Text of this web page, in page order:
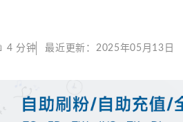
4 分钟 最近更新： 2025年05月13日